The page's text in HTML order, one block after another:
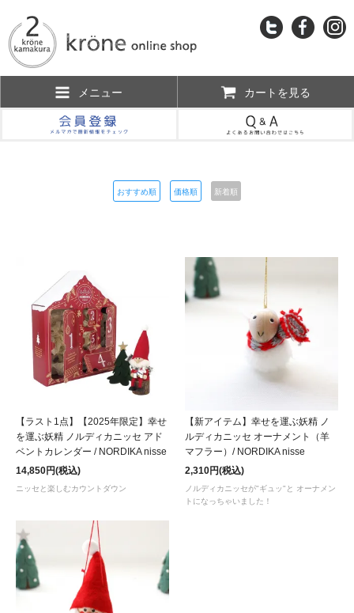
メニュー カートを見る
おすすめ順 価格順 新着順
【ラスト1点】【2025年限定】幸せ
を運ぶ妖精 ノルディカニッセ アド
ベントカレンダー / NORDIKA nisse
14,850円(税込)
ニッセと楽しむカウントダウン
【新アイテム】幸せを運ぶ妖精 ノ
ルディカニッセ オーナメント（羊
マフラー）/ NORDIKA nisse
2,310円(税込)
ノルディカニッセが"ギュッ"と オーナメン
トになっちゃいました！